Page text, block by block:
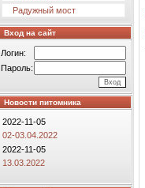
Радужный мост
Вход на сайт
Логин:
Пароль:
Новости питомника
2022-11-05
02-03.04.2022
2022-11-05
13.03.2022